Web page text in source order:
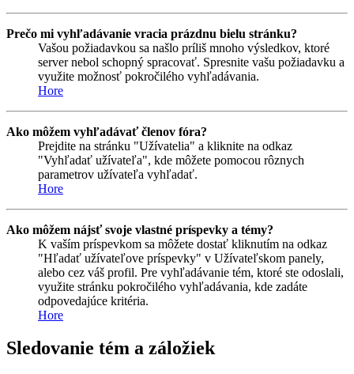
Prečo mi vyhľadávanie vracia prázdnu bielu stránku?
Vašou požiadavkou sa našlo príliš mnoho výsledkov, ktoré
server nebol schopný spracovať. Spresnite vašu požiadavku a
využite možnosť pokročilého vyhľadávania.
Hore
Ako môžem vyhľadávať členov fóra?
Prejdite na stránku "Užívatelia" a kliknite na odkaz
"Vyhľadať užívateľa", kde môžete pomocou rôznych
parametrov užívateľa vyhľadať.
Hore
Ako môžem nájsť svoje vlastné príspevky a témy?
K vaším príspevkom sa môžete dostať kliknutím na odkaz
"Hľadať užívateľove príspevky" v Užívateľskom panely,
alebo cez váš profil. Pre vyhľadávanie tém, ktoré ste odoslali,
využite stránku pokročilého vyhľadávania, kde zadáte
odpovedajúce kritéria.
Hore
Sledovanie tém a záložiek